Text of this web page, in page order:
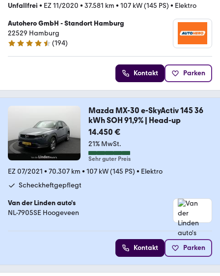
Unfallfrei • EZ 11/2020 • 37.581 km • 107 kW (145 PS) • Elektro
Autohero GmbH - Standort Hamburg
22529 Hamburg
4.6 Sterne
(194)
Kontakt Parken
Mazda MX-30 e-SkyActiv 145 36
kWh SOH 91,9% | Head-up
14.450 €
21% MwSt.
Sehr guter Preis
EZ 07/2021 • 70.307 km • 107 kW (145 PS) • Elektro
Scheckheftgepflegt
Van der Linden auto's
NL-7905SE Hoogeveen
Kontakt Parken